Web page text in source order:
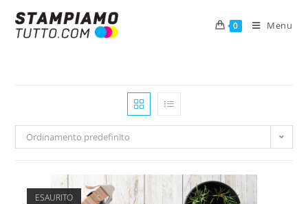
0 Menu
Ordinamento predefinito
ESAURITO